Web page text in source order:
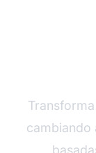
cambiando